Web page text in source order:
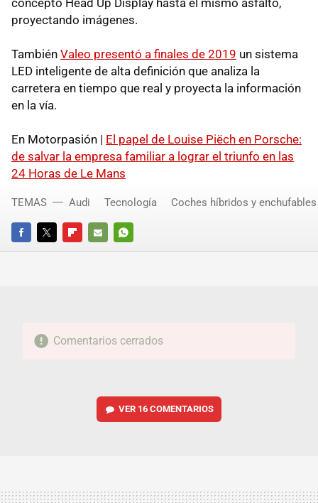
concepto Head Up Display hasta el mismo asfalto,
proyectando imágenes.
También Valeo presentó a finales de 2019 un sistema
LED inteligente de alta definición que analiza la
carretera en tiempo que real y proyecta la información
en la vía.
En Motorpasión | El papel de Louise Piëch en Porsche:
de salvar la empresa familiar a lograr el triunfo en las
24 Horas de Le Mans
FACEBOOKTWITTERFLIPBOARD
E-
WHATSAPP
TEMAS Audi Tecnología Coches híbridos y enchufables
Comentarios cerrados
VER 16 COMENTARIOS